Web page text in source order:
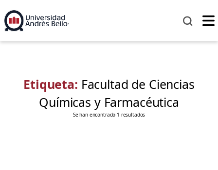
Etiqueta: Facultad de Ciencias
Químicas y Farmacéutica
Se han encontrado 1 resultados